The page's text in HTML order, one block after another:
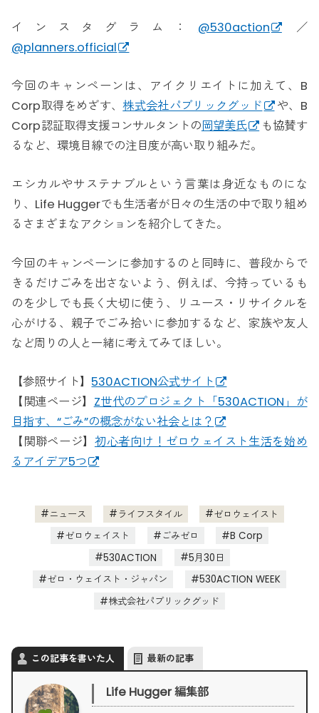
インスタグラム： @530action
／
@planners.official
今回のキャンペーンは、アイクリエイトに加えて、B
Corp取得をめざす、株式会社パブリックグッド
や、B
Corp認証取得支援コンサルタントの岡望美氏
も協賛す
るなど、環境目線での注目度が高い取り組みだ。
エシカルやサステナブルという言葉は身近なものにな
り、Life Huggerでも生活者が日々の生活の中で取り組め
るさまざまなアクションを紹介してきた。
今回のキャンペーンに参加するのと同時に、普段からで
きるだけごみを出さないよう、例えば、今持っているも
のを少しでも長く大切に使う、リユース・リサイクルを
心がける、親子でごみ拾いに参加するなど、家族や友人
など周りの人と一緒に考えてみてほしい。
【参照サイト】 530ACTION公式サイト
【関連ページ】 Z世代のプロジェクト「530ACTION」が
目指す、“ごみ”の概念がない社会とは？
【関聯ページ】 初心者向け！ゼロウェイスト生活を始め
るアイデア5つ
ニュース ライフスタイル
ゼロウェイスト
ゼロウェイスト
ごみゼロ
B Corp
530ACTION
5月30日
ゼロ・ウェイスト・ジャパン
530ACTION WEEK
株式会社パブリックグッド
この記事を書いた人 最新の記事
Life Hugger 編集部